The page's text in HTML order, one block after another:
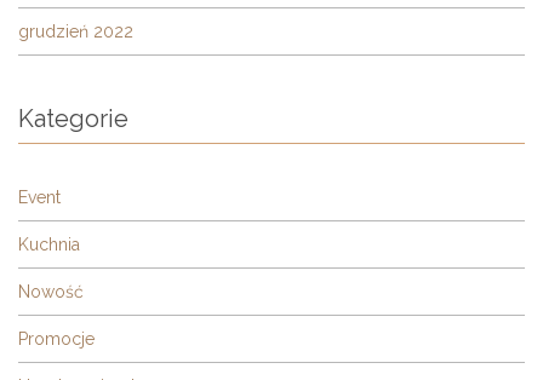
grudzień 2022
Kategorie
Event
Kuchnia
Nowość
Promocje